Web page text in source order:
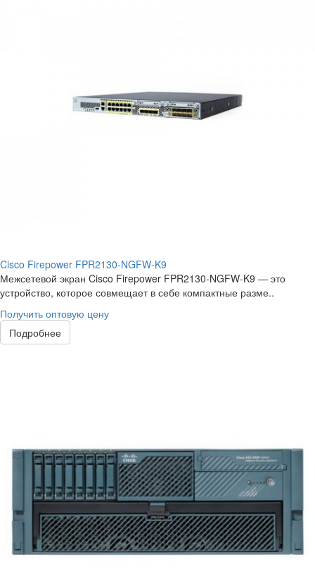
Cisco Firepower FPR2130-NGFW-K9
Межсетевой экран Cisco Firepower FPR2130-NGFW-K9 — это
устройство, которое совмещает в себе компактные разме..
Получить оптовую цену
Подробнее